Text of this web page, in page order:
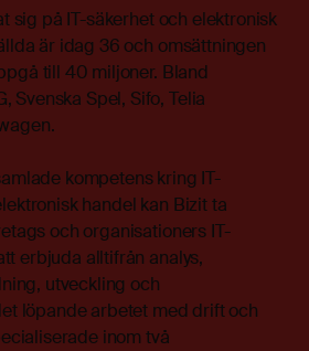
sig på IT-säkerhet och elektronisk
är idag 36 och omsättningen
till 40 miljoner. Bland
Svenska Spel, Sifo, Telia
kompetens kring IT-
handel kan Bizit ta
och organisationers IT-
erbjuda alltifrån analys,
utveckling och
löpande arbetet med drift och
inom två